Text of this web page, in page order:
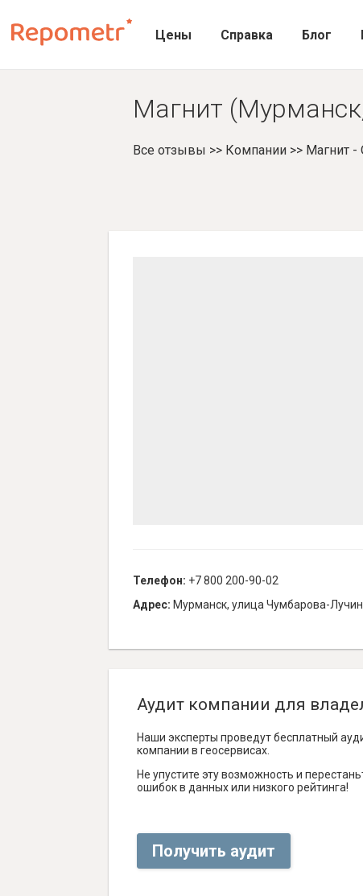
Цены Справка Блог
Магнит
Все отзывы >> Компании>> Магнит
Телефон: +7 800 200-90-02
Адрес: Мурманск, улица Чумбарова-
Аудит компании для
Наши эксперты проведут бесплатный
компании в геосервисах.
Не упустите эту возможность и
ошибок в данных или низкого рейтинга!
Получить аудит